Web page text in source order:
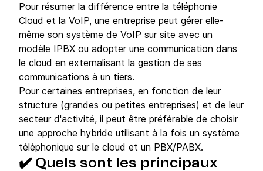
Pour résumer la différence entre la téléphonie
Cloud et la VoIP, une entreprise peut gérer elle-
même son système de VoIP sur site avec un
modèle IPBX ou adopter une communication dans
le cloud en externalisant la gestion de ses
communications à un tiers.
Pour certaines entreprises, en fonction de leur
structure (grandes ou petites entreprises) et de leur
secteur d'activité, il peut être préférable de choisir
une approche hybride utilisant à la fois un système
téléphonique sur le cloud et un PBX/PABX.
✔️ Quels sont les principaux